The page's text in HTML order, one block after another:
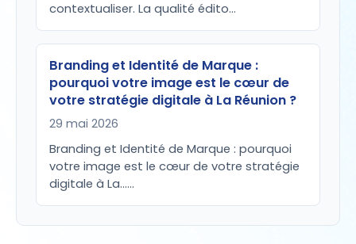
contextualiser. La qualité édito…
Branding et Identité de Marque :
pourquoi votre image est le cœur de
votre stratégie digitale à La Réunion ?
29 mai 2026
Branding et Identité de Marque : pourquoi
votre image est le cœur de votre stratégie
digitale à La...…